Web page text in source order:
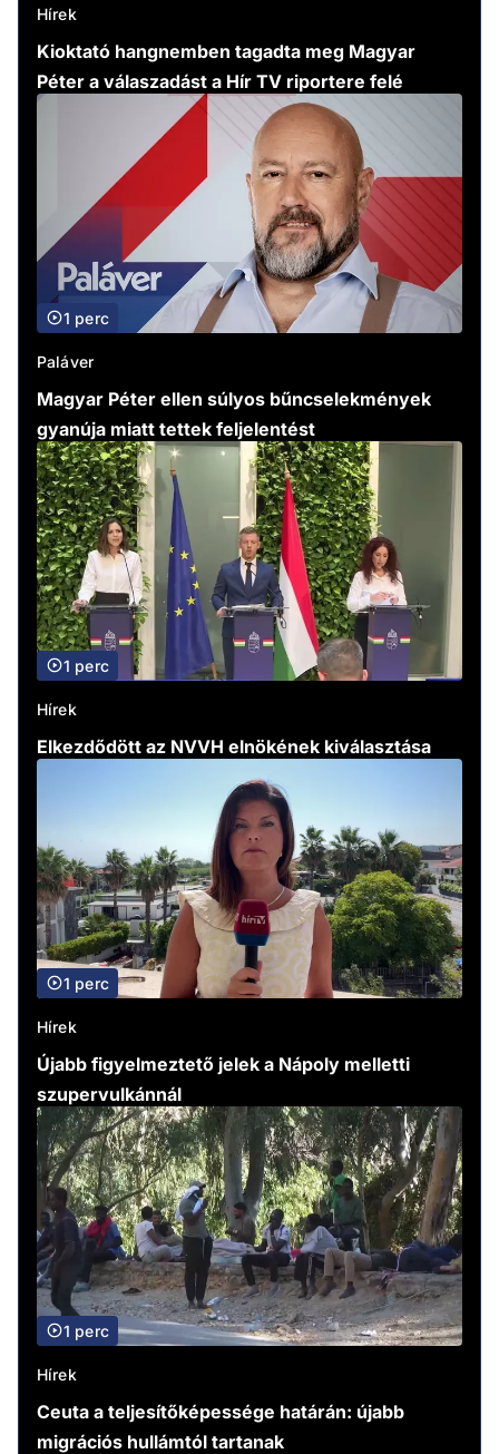
Hírek
Kioktató hangnemben tagadta meg Magyar
Péter a válaszadást a Hír TV riportere felé
1 perc
Paláver
Magyar Péter ellen súlyos bűncselekmények
gyanúja miatt tettek feljelentést
1 perc
Hírek
Elkezdődött az NVVH elnökének kiválasztása
1 perc
Hírek
Újabb figyelmeztető jelek a Nápoly melletti
szupervulkánnál
1 perc
Hírek
Ceuta a teljesítőképessége határán: újabb
migrációs hullámtól tartanak